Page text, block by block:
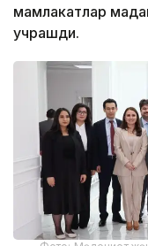
мамлакатлар
учрашди.